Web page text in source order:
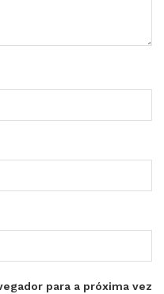
para a próxima vez